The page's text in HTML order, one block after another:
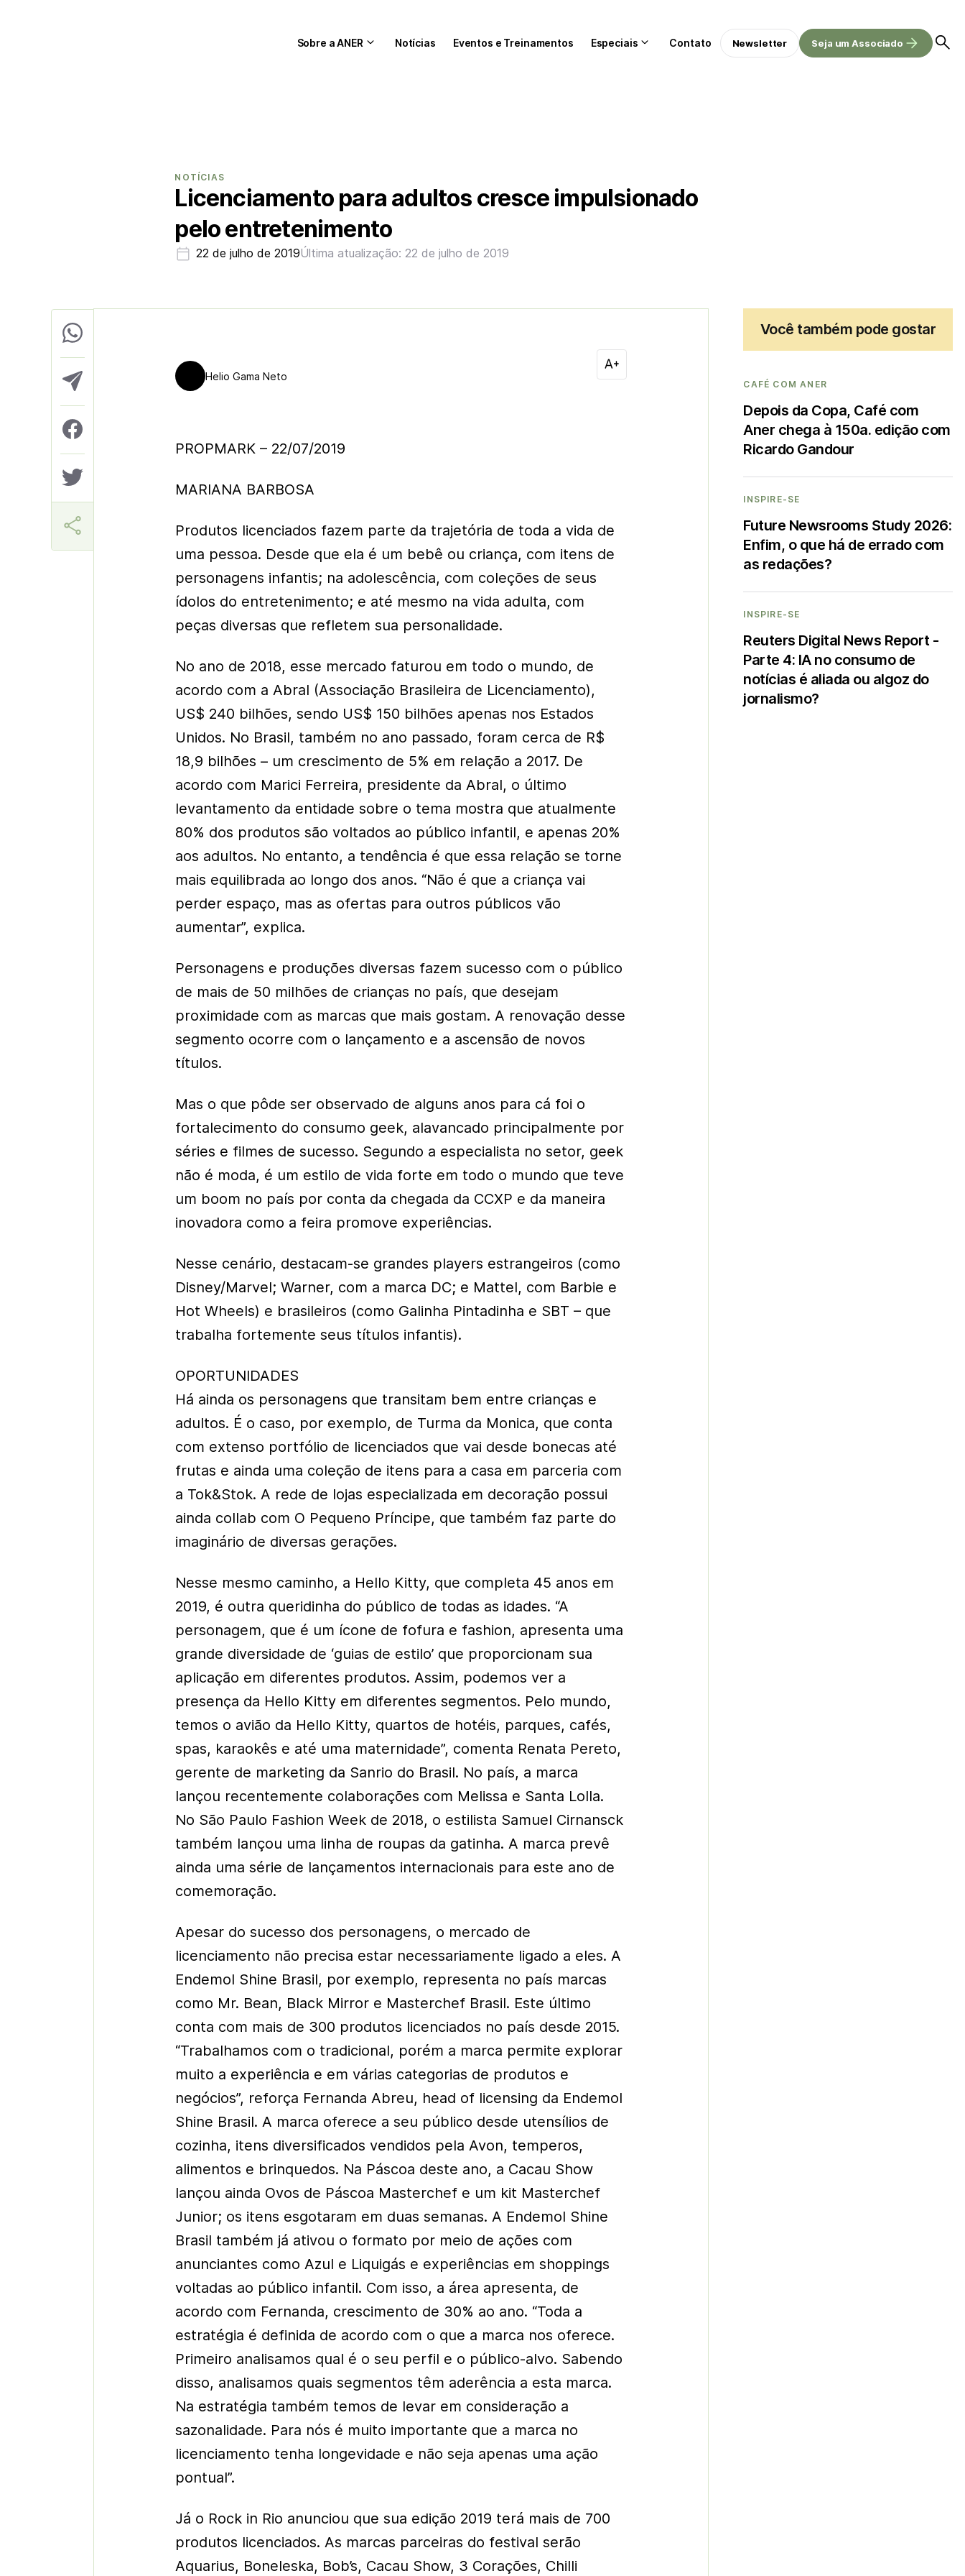
Sobre a ANER Notícias Eventos e Treinamentos Especiais Contato Newsletter Seja um Associado
NOTÍCIAS
Licenciamento para adultos cresce impulsionado
pelo entretenimento
22 de julho de 2019Última atualização: 22 de julho de 2019
Helio Gama Neto
PROPMARK – 22/07/2019
MARIANA BARBOSA
Produtos licenciados fazem parte da trajetória de toda a vida de
uma pessoa. Desde que ela é um bebê ou criança, com itens de
personagens infantis; na adolescência, com coleções de seus
ídolos do entretenimento; e até mesmo na vida adulta, com
peças diversas que refletem sua personalidade.
No ano de 2018, esse mercado faturou em todo o mundo, de
acordo com a Abral (Associação Brasileira de Licenciamento),
US$ 240 bilhões, sendo US$ 150 bilhões apenas nos Estados
Unidos. No Brasil, também no ano passado, foram cerca de R$
18,9 bilhões – um crescimento de 5% em relação a 2017. De
acordo com Marici Ferreira, presidente da Abral, o último
levantamento da entidade sobre o tema mostra que atualmente
80% dos produtos são voltados ao público infantil, e apenas 20%
aos adultos. No entanto, a tendência é que essa relação se torne
mais equilibrada ao longo dos anos. “Não é que a criança vai
perder espaço, mas as ofertas para outros públicos vão
aumentar”, explica.
Personagens e produções diversas fazem sucesso com o público
de mais de 50 milhões de crianças no país, que desejam
proximidade com as marcas que mais gostam. A renovação desse
segmento ocorre com o lançamento e a ascensão de novos
títulos.
Mas o que pôde ser observado de alguns anos para cá foi o
fortalecimento do consumo geek, alavancado principalmente por
séries e filmes de sucesso. Segundo a especialista no setor, geek
não é moda, é um estilo de vida forte em todo o mundo que teve
um boom no país por conta da chegada da CCXP e da maneira
inovadora como a feira promove experiências.
Nesse cenário, destacam-se grandes players estrangeiros (como
Disney/Marvel; Warner, com a marca DC; e Mattel, com Barbie e
Hot Wheels) e brasileiros (como Galinha Pintadinha e SBT – que
trabalha fortemente seus títulos infantis).
OPORTUNIDADES
Há ainda os personagens que transitam bem entre crianças e
adultos. É o caso, por exemplo, de Turma da Monica, que conta
com extenso portfólio de licenciados que vai desde bonecas até
frutas e ainda uma coleção de itens para a casa em parceria com
a Tok&Stok. A rede de lojas especializada em decoração possui
ainda collab com O Pequeno Príncipe, que também faz parte do
imaginário de diversas gerações.
Nesse mesmo caminho, a Hello Kitty, que completa 45 anos em
2019, é outra queridinha do público de todas as idades. “A
personagem, que é um ícone de fofura e fashion, apresenta uma
grande diversidade de ‘guias de estilo’ que proporcionam sua
aplicação em diferentes produtos. Assim, podemos ver a
presença da Hello Kitty em diferentes segmentos. Pelo mundo,
temos o avião da Hello Kitty, quartos de hotéis, parques, cafés,
spas, karaokês e até uma maternidade”, comenta Renata Pereto,
gerente de marketing da Sanrio do Brasil. No país, a marca
lançou recentemente colaborações com Melissa e Santa Lolla.
No São Paulo Fashion Week de 2018, o estilista Samuel Cirnansck
também lançou uma linha de roupas da gatinha. A marca prevê
ainda uma série de lançamentos internacionais para este ano de
comemoração.
Apesar do sucesso dos personagens, o mercado de
licenciamento não precisa estar necessariamente ligado a eles. A
Endemol Shine Brasil, por exemplo, representa no país marcas
como Mr. Bean, Black Mirror e Masterchef Brasil. Este último
conta com mais de 300 produtos licenciados no país desde 2015.
“Trabalhamos com o tradicional, porém a marca permite explorar
muito a experiência e em várias categorias de produtos e
negócios”, reforça Fernanda Abreu, head of licensing da Endemol
Shine Brasil. A marca oferece a seu público desde utensílios de
cozinha, itens diversificados vendidos pela Avon, temperos,
alimentos e brinquedos. Na Páscoa deste ano, a Cacau Show
lançou ainda Ovos de Páscoa Masterchef e um kit Masterchef
Junior; os itens esgotaram em duas semanas. A Endemol Shine
Brasil também já ativou o formato por meio de ações com
anunciantes como Azul e Liquigás e experiências em shoppings
voltadas ao público infantil. Com isso, a área apresenta, de
acordo com Fernanda, crescimento de 30% ao ano. “Toda a
estratégia é definida de acordo com o que a marca nos oferece.
Primeiro analisamos qual é o seu perfil e o público-alvo. Sabendo
disso, analisamos quais segmentos têm aderência a esta marca.
Na estratégia também temos de levar em consideração a
sazonalidade. Para nós é muito importante que a marca no
licenciamento tenha longevidade e não seja apenas uma ação
pontual”.
Já o Rock in Rio anunciou que sua edição 2019 terá mais de 700
produtos licenciados. As marcas parceiras do festival serão
Aquarius, Boneleska, Bob’s, Cacau Show, 3 Corações, Chilli
Você também pode gostar
CAFÉ COM ANER
Depois da Copa, Café com
Aner chega à 150a. edição com
Ricardo Gandour
INSPIRE-SE
Future Newsrooms Study 2026:
Enfim, o que há de errado com
as redações?
INSPIRE-SE
Reuters Digital News Report -
Parte 4: IA no consumo de
notícias é aliada ou algoz do
jornalismo?